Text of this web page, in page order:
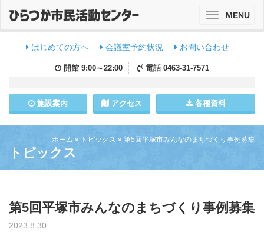
はじめての方へ 会議室予約状況 お問い合わせ
開館 9:00～22:00 電話 0463-31-7571
施設案内 アクセス 各種資料
ToggleMENU
ホーム » トピックス » 第5回平塚市みんなのまちづくり事例募集
トピックス
第5回平塚市みんなのまちづくり事例募集
2023.8.30